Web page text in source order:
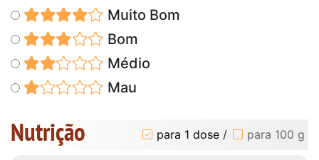
Muito Bom
Bom
Médio
Mau
Nutrição para 1 dose / para 100 g